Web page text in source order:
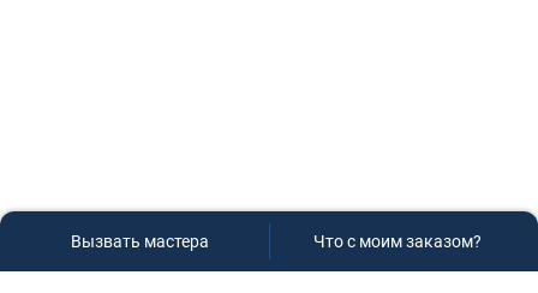
Вызвать мастера Что с моим заказом?